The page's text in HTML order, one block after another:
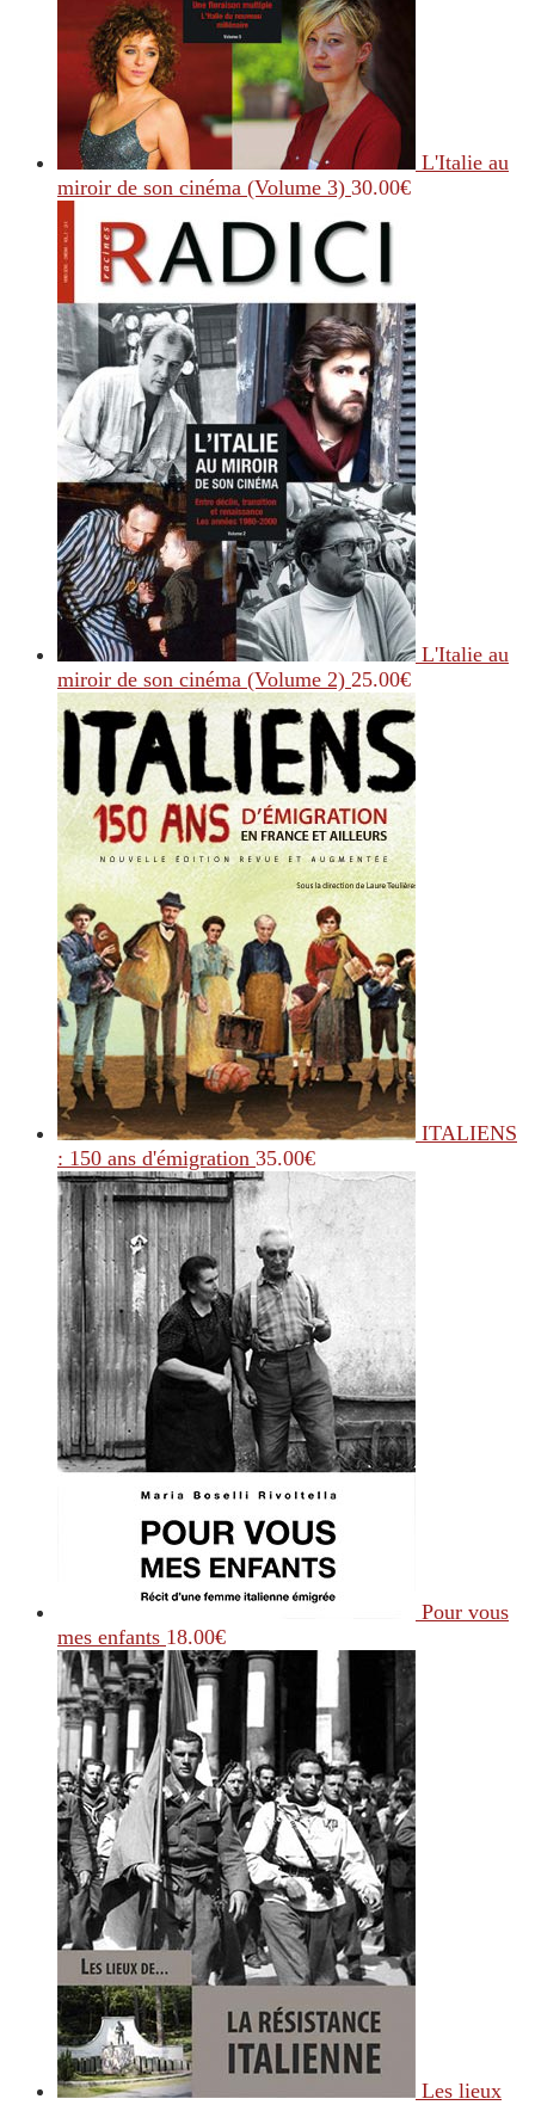
L'Italie au
miroir de son cinéma (Volume 3) 30.00€
L'Italie au
miroir de son cinéma (Volume 2) 25.00€
ITALIENS
: 150 ans d'émigration 35.00€
Pour vous
mes enfants 18.00€
Les lieux